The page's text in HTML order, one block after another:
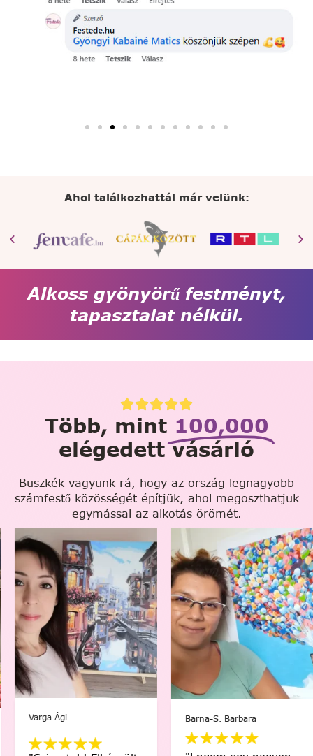
Ahol találkozhattál már velünk:
Alkoss gyönyörű festményt,
tapasztalat nélkül.
Több, mint 100,000
elégedett vásárló
Büszkék vagyunk rá, hogy az ország legnagyobb
számfestő közösségét építjük, ahol megoszthatjuk
egymással az alkotás örömét.
Varga Ági Barna-S. Barbara